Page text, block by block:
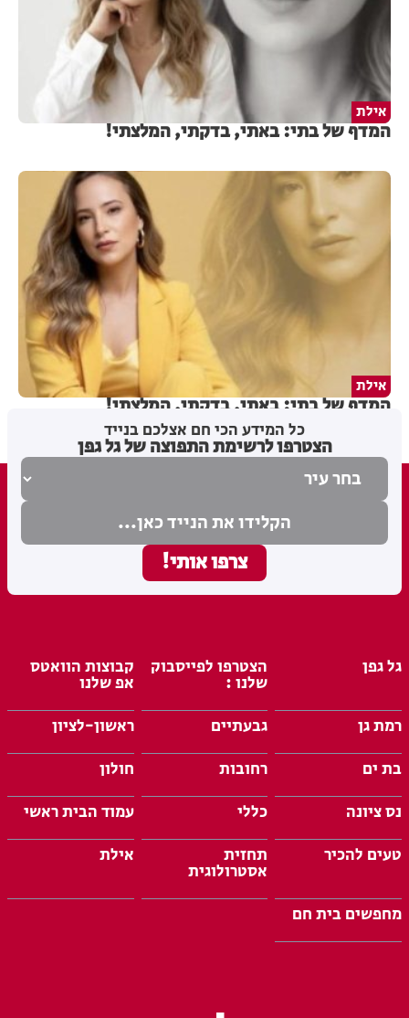
אילת
המדף של בתי: באתי, בדקתי, המלצתי!
אילת
המדף של בתי: באתי, בדקתי, המלצתי!
כל המידע הכי חם אצלכם בנייד
הצטרפו לרשימת התפוצה של גל גפן
גל גפן הצטרפו לפייסבוק
שלנו :
קבוצות הוואטס
אפ שלנו
רמת גן
גבעתיים
ראשון-לציון
בת ים
רחובות
חולון
נס ציונה
כללי
עמוד הבית ראשי
טעים להכיר
תחזית
אסטרולוגית
אילת
מחפשים בית חם